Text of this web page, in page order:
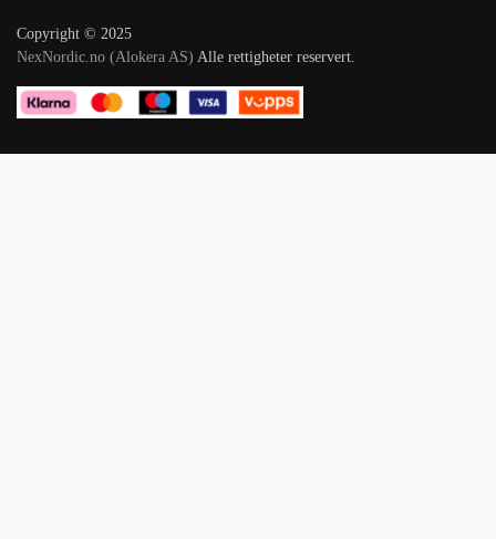
Copyright © 2025
NexNordic.no (Alokera AS) Alle rettigheter reservert.